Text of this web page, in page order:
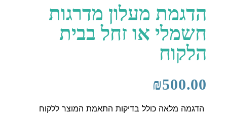
הדגמת מעלון מדרגות
חשמלי או זחל בבית
הלקוח
₪500.00
הדגמה מלאה כולל בדיקות התאמת המוצר ללקוח